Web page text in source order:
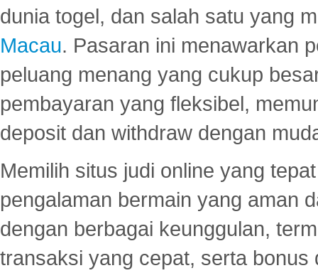
dunia togel, dan salah satu yang
Macau. Pasaran ini menawarkan
peluang menang yang cukup
pembayaran yang fleksibel,
deposit dan withdraw dengan
Memilih situs judi online yang
pengalaman bermain yang aman
dengan berbagai keunggulan,
transaksi yang cepat, serta